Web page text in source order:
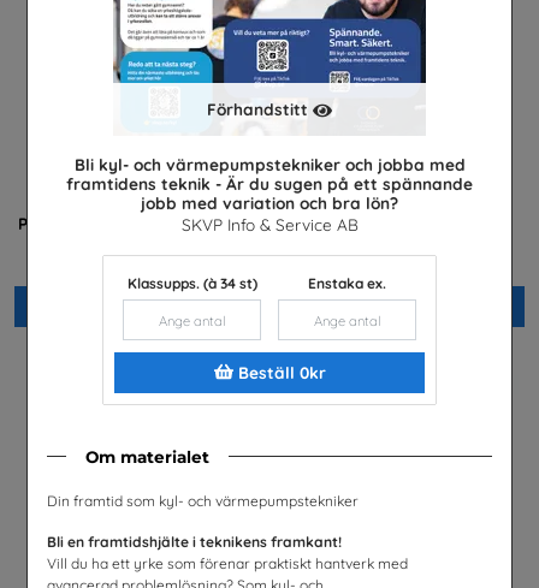
Förhandstitt
Bli kyl- och värmepumpstekniker och jobba med
framtidens teknik - Är du sugen på ett spännande
jobb med variation och bra lön?
SKVP Info & Service AB
Klassupps. (à 34 st) Enstaka ex.
Beställ 0kr
Om materialet
Din framtid som kyl- och värmepumpstekniker
Bli en framtidshjälte i teknikens framkant!
Vill du ha ett yrke som förenar praktiskt hantverk med
avancerad problemlösning? Som kyl- och
Praktisera i energibranschen
Beställ 0kr
Yrkessvenska fiber och
Beställ 0kr